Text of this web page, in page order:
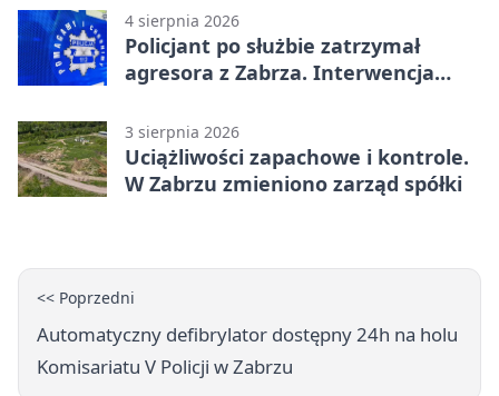
4 sierpnia 2026
Policjant po służbie zatrzymał
agresora z Zabrza. Interwencja
3 sierpnia 2026
Uciążliwości zapachowe i kontrole.
W Zabrzu zmieniono zarząd spółki
<< Poprzedni
Automatyczny defibrylator dostępny 24h na holu
Komisariatu V Policji w Zabrzu